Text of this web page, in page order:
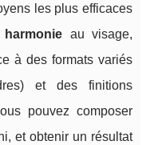
les plus efficaces
harmonie au visage,
à des formats variés
et des finitions
pouvez composer
et obtenir un résultat